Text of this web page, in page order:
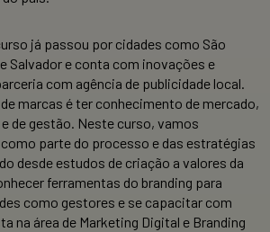
já passou por cidades como São
Salvador e conta com inovações e
com agência de publicidade local.
marcas é ter conhecimento de mercado,
de gestão. Neste curso, vamos
parte do processo e das estratégias
desde estudos de criação a valores da
ferramentas do branding para
como gestores e se capacitar com
na área de Marketing Digital e Branding